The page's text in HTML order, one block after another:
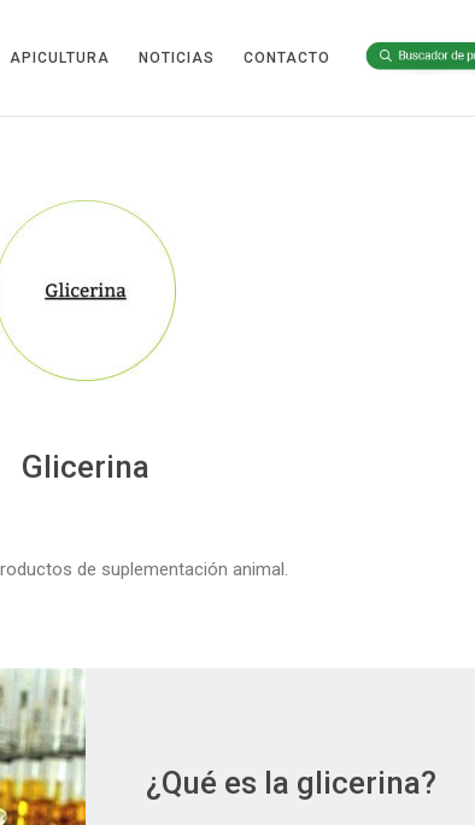
APICULTURA NOTICIAS CONTACTO
Glicerina
de suplementación animal.
¿Qué es la glicerina?